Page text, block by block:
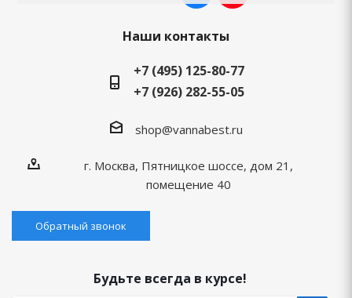
Наши контакты
+7 (495) 125-80-77
+7 (926) 282-55-05
shop@vannabest.ru
г. Москва, Пятницкое шоссе, дом 21,
помещение 40
Обратный звонок
Будьте всегда в курсе!